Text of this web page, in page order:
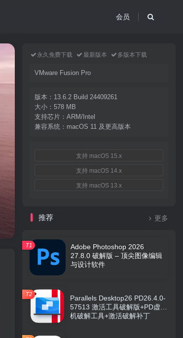
会员
永久免费下载 最新版本 多版本下载
VMware Fusion Pro
版本：13.6.2 Build 24409261
大小：578 MB
支持芯片：ARM/Intel
兼容系统：macOS 11 及更高版本
支持 macOS 15.x
支持 macOS 14.x
支持 macOS 13.x
推荐 更多
Adobe Photoshop 2026
27.8.0 破解版 – 顶尖图像编辑
与设计软件
T1
Parallels Desktop26 PD26.4.0-
57513 激活工具破解版+PD虚拟
机破解工具+激活破解补丁
T2